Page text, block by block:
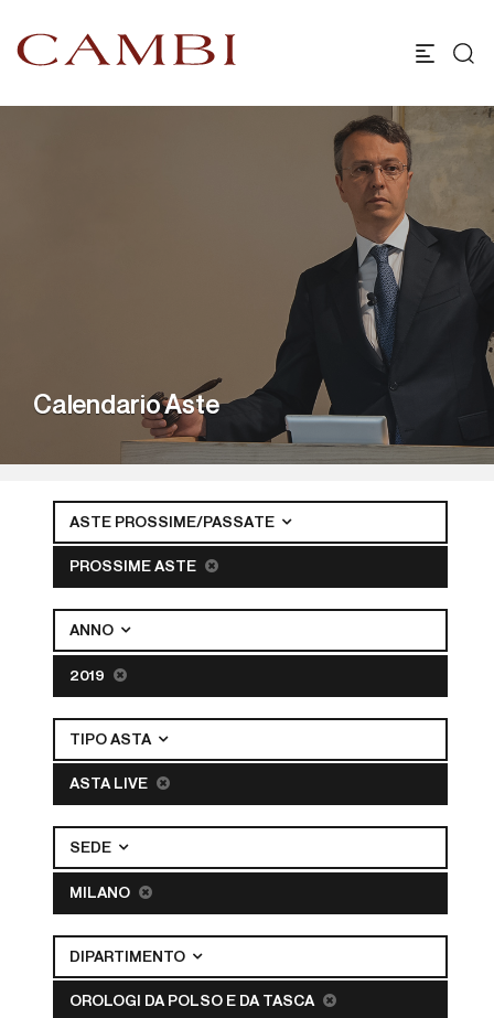
Calendario Aste
ASTE PROSSIME/PASSATE
PROSSIME ASTE
ANNO
2019
TIPO ASTA
ASTA LIVE
SEDE
MILANO
DIPARTIMENTO
OROLOGI DA POLSO E DA TASCA